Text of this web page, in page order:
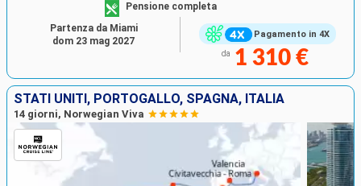
Pagamento in 4X
Pensione completa
da 1 310 €
Partenza da Miami
dom 23 mag 2027
STATI UNITI, PORTOGALLO, SPAGNA, ITALIA
14 giorni, Norwegian Viva